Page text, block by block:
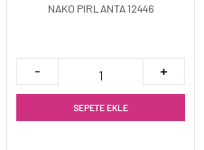
NAKO PIRLANTA 12446
SEPETE EKLE